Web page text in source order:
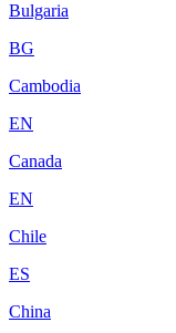
Bulgaria
BG
Cambodia
EN
Canada
EN
Chile
ES
China